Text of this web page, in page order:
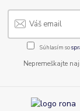
Súhlasím so
Nepremeškajte